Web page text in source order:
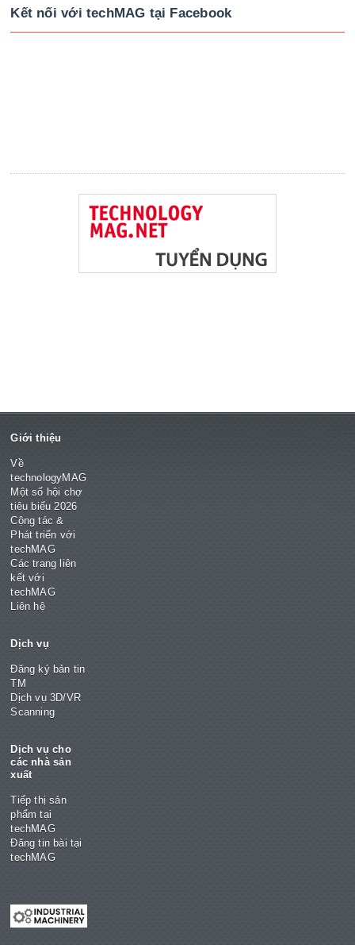
Kết nối với techMAG tại Facebook
Giới thiệu
Về
technologyMAG
Một số hội chợ
tiêu biểu 2026
Cộng tác &
Phát triển với
techMAG
Các trang liên
kết với
techMAG
Liên hệ
Dịch vụ
Đăng ký bản tin
TM
Dịch vụ 3D/VR
Scanning
Dịch vụ cho
các nhà sản
xuất
Tiếp thị sản
phẩm tại
techMAG
Đăng tin bài tại
techMAG